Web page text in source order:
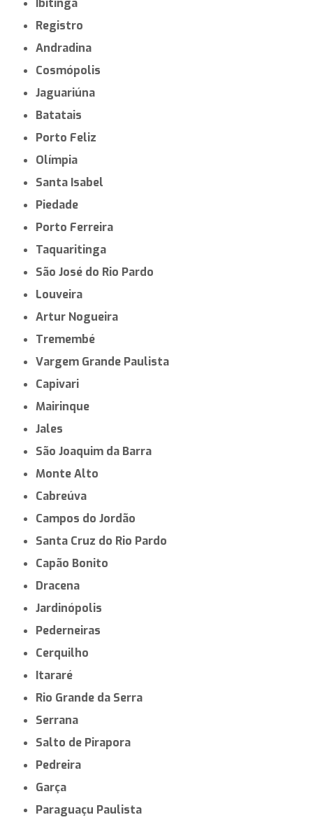
Ibitinga
Registro
Andradina
Cosmópolis
Jaguariúna
Batatais
Porto Feliz
Olímpia
Santa Isabel
Piedade
Porto Ferreira
Taquaritinga
São José do Rio Pardo
Louveira
Artur Nogueira
Tremembé
Vargem Grande Paulista
Capivari
Mairinque
Jales
São Joaquim da Barra
Monte Alto
Cabreúva
Campos do Jordão
Santa Cruz do Rio Pardo
Capão Bonito
Dracena
Jardinópolis
Pederneiras
Cerquilho
Itararé
Rio Grande da Serra
Serrana
Salto de Pirapora
Pedreira
Garça
Paraguaçu Paulista